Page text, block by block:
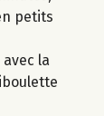
petits
la